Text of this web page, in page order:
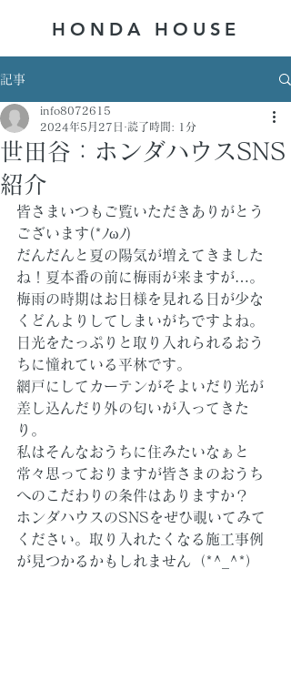
HONDA ​HOUSE
記事
世田谷：ホンダハウスSNS
紹介
info8072615
2024年5月27日
読了時間: 1分
皆さまいつもご覧いただきありがとう
ございます(*ﾉωﾉ)
だんだんと夏の陽気が増えてきました
ね！夏本番の前に梅雨が来ますが…。
梅雨の時期はお日様を見れる日が少な
くどんよりしてしまいがちですよね。
日光をたっぷりと取り入れられるおう
ちに憧れている平林です。
網戸にしてカーテンがそよいだり光が
差し込んだり外の匂いが入ってきた
り。
私はそんなおうちに住みたいなぁと
常々思っておりますが皆さまのおうち
へのこだわりの条件はありますか？
ホンダハウスのSNSをぜひ覗いてみて
ください。取り入れたくなる施工事例
が見つかるかもしれません（*^_^*）